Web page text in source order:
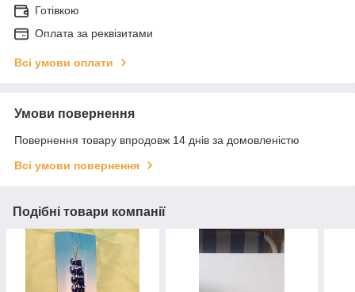
Готівкою
Оплата за реквізитами
Всі умови оплати
Умови повернення
Повернення товару впродовж 14 днів за домовленістю
Всі умови повернення
Подібні товари компанії